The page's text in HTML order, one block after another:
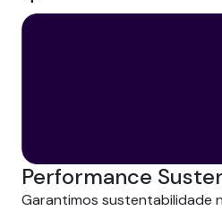
Performance
Garantimos sustentabilidade